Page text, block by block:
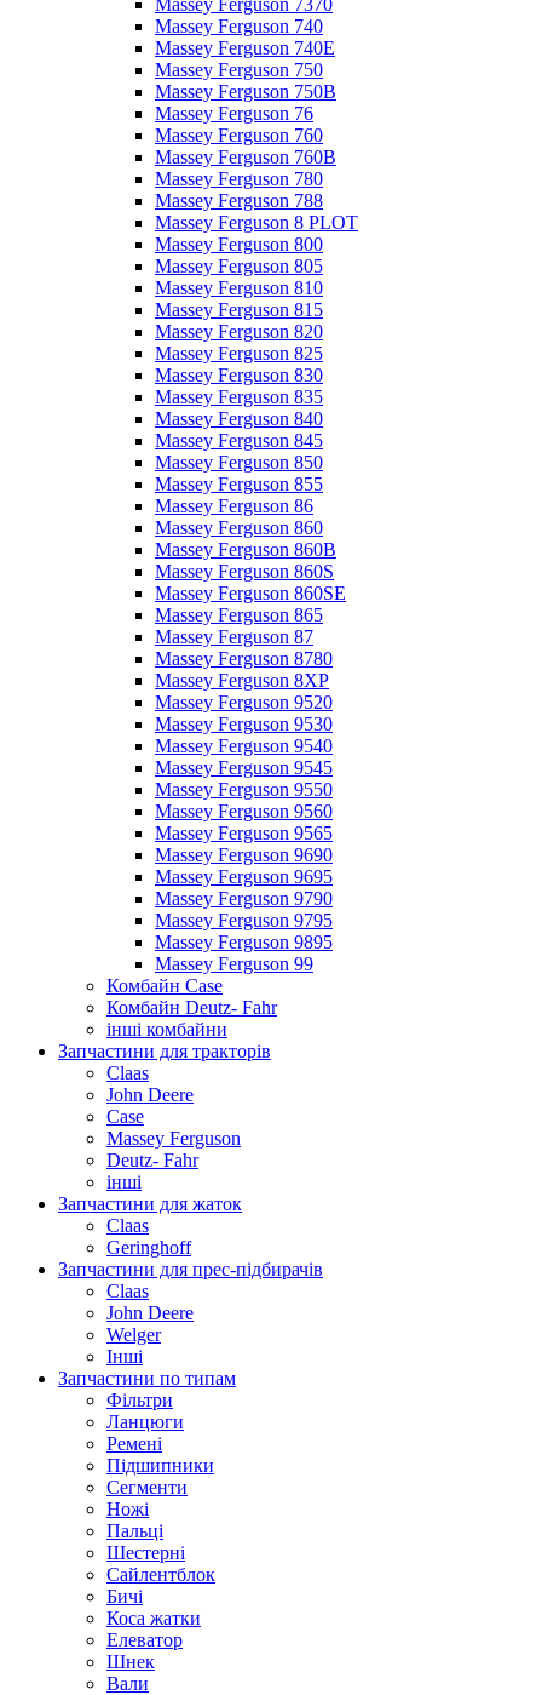
Massey Ferguson 7370
Massey Ferguson 740
Massey Ferguson 740E
Massey Ferguson 750
Massey Ferguson 750B
Massey Ferguson 76
Massey Ferguson 760
Massey Ferguson 760B
Massey Ferguson 780
Massey Ferguson 788
Massey Ferguson 8 PLOT
Massey Ferguson 800
Massey Ferguson 805
Massey Ferguson 810
Massey Ferguson 815
Massey Ferguson 820
Massey Ferguson 825
Massey Ferguson 830
Massey Ferguson 835
Massey Ferguson 840
Massey Ferguson 845
Massey Ferguson 850
Massey Ferguson 855
Massey Ferguson 86
Massey Ferguson 860
Massey Ferguson 860B
Massey Ferguson 860S
Massey Ferguson 860SE
Massey Ferguson 865
Massey Ferguson 87
Massey Ferguson 8780
Massey Ferguson 8XP
Massey Ferguson 9520
Massey Ferguson 9530
Massey Ferguson 9540
Massey Ferguson 9545
Massey Ferguson 9550
Massey Ferguson 9560
Massey Ferguson 9565
Massey Ferguson 9690
Massey Ferguson 9695
Massey Ferguson 9790
Massey Ferguson 9795
Massey Ferguson 9895
Massey Ferguson 99
Комбайн Case
Комбайн Deutz- Fahr
інші комбайни
Запчастини для тракторів
Claas
John Deere
Case
Massey Ferguson
Deutz- Fahr
інші
Запчастини для жаток
Claas
Geringhoff
Запчастини для прес-підбирачів
Claas
John Deere
Welger
Інші
Запчастини по типам
Фільтри
Ланцюги
Ремені
Підшипники
Сегменти
Ножі
Пальці
Шестерні
Сайлентблок
Бичі
Коса жатки
Елеватор
Шнек
Вали